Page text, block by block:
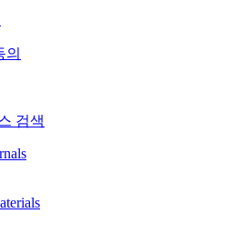
의
검색